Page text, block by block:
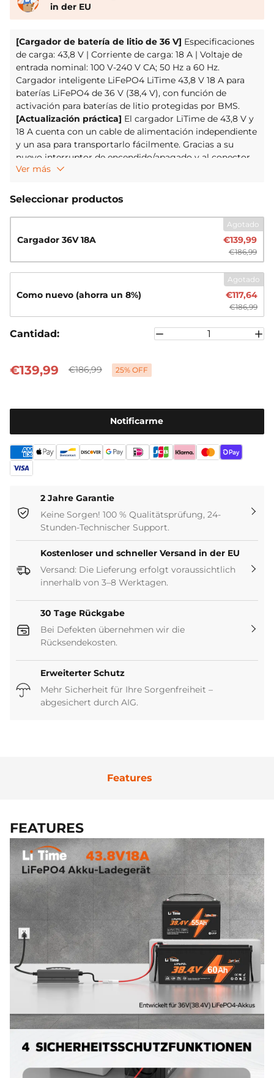
in der EU
[Cargador de batería de litio de 36 V] Especificaciones
de carga: 43,8 V | Corriente de carga: 18 A | Voltaje de
entrada nominal: 100 V-240 V CA; 50 Hz a 60 Hz.
Cargador inteligente LiFePO4 LiTime 43,8 V 18 A para
baterías LiFePO4 de 36 V (38,4 V), con función de
activación para baterías de litio protegidas por BMS.
[Actualización práctica] El cargador LiTime de 43,8 V y
18 A cuenta con un cable de alimentación independiente
y un asa para transportarlo fácilmente. Gracias a su
nuevo interruptor de encendido/apagado y al conector
Anderson de 50 A, la carga es segura y cómoda.
un diseño robusto e incluye cables de carga. El voltaje
de carga es de 43,8 V, ideal para la carga rápida de
baterías LiFePO4 de 36 V (38,4 V).
[Funciones de protección amplias]
Con certificaciones
CE y RoHS, el cargador ofrece conmutación automática
entre CC, CV y ​​apagado. Cuenta con protección
multietapa contra sobretemperatura, inversión de
Ver más
Seleccionar productos
Cargador 36V 18A €139,99
€186,99
Agotado
Como nuevo (ahorra un 8%) €117,64
€186,99
Agotado
Cantidad:
€139,99 €186,99 25% OFF
Notificarme
2 Jahre Garantie
Keine Sorgen! 100 % Qualitätsprüfung, 24-
Stunden-Technischer Support.
Kostenloser und schneller Versand in der EU
Versand: Die Lieferung erfolgt voraussichtlich
innerhalb von 3–8 Werktagen.
30 Tage Rückgabe
Bei Defekten übernehmen wir die
Rücksendekosten.
Erweiterter Schutz
Mehr Sicherheit für Ihre Sorgenfreiheit –
abgesichert durch AIG.
Features
FEATURES